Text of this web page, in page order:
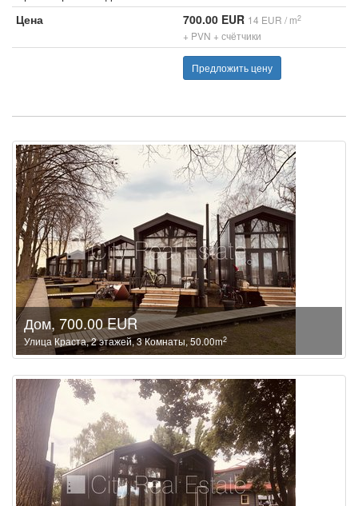
Цена
700.00 EUR 14 EUR / m2
+ PVN + счётчики
Предложить цену
Дом, 700.00 EUR
Улица Краста, 2 этажей, 3 Комнаты, 50.00m2